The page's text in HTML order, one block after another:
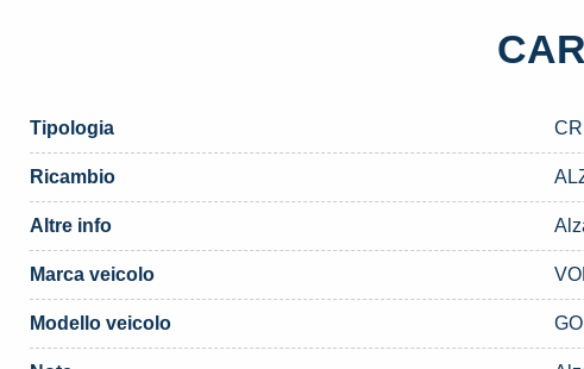
Tipologia
Ricambio
Altre info
Marca veicolo
Modello veicolo